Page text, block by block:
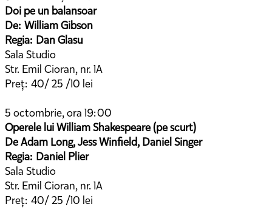
Doi pe un balansoar
De: William Gibson
Regia: Dan Glasu
Sala Studio
Str. Emil Cioran, nr. 1A
Preț: 40/ 25 /10 lei
5 octombrie, ora 19:00
Operele lui William Shakespeare (pe scurt)
De Adam Long, Jess Winfield, Daniel Singer
Regia: Daniel Plier
Sala Studio
Str. Emil Cioran, nr. 1A
Preț: 40/ 25 /10 lei